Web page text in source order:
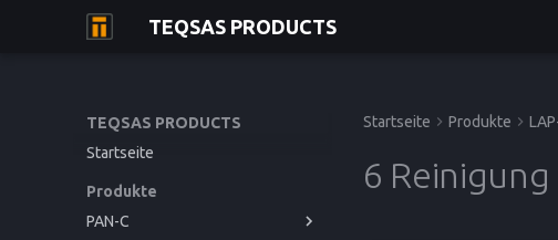
TEQSAS PRODUCTS
TEQSAS PRODUCTS
Startseite
Produkte
PAN-C
Startseite Produkte
6